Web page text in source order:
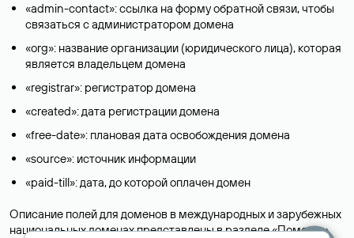
«admin-contact»: ссылка на форму обратной связи, чтобы
связаться с администратором домена
«org»: название организации (юридического лица), которая
является владельцем домена
«registrar»: регистратор домена
«created»: дата регистрации домена
«free-date»: плановая дата освобождения домена
«source»: источник информации
«paid-till»: дата, до которой оплачен домен
Описание полей для доменов в международных и зарубежных
национальных доменах представлены в разделе «Помощь».